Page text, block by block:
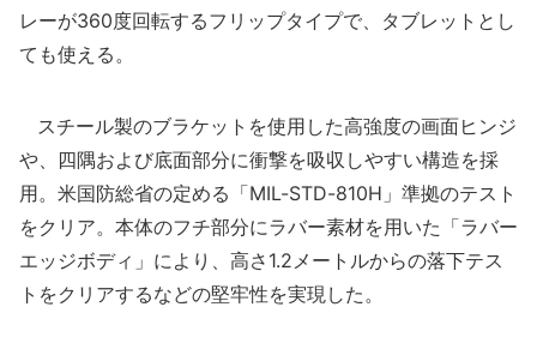
レーが360度回転するフリップタイプで、タブレットとし
ても使える。
スチール製のブラケットを使用した高強度の画面ヒンジ
や、四隅および底面部分に衝撃を吸収しやすい構造を採
用。米国防総省の定める「MIL-STD-810H」準拠のテスト
をクリア。本体のフチ部分にラバー素材を用いた「ラバー
エッジボディ」により、高さ1.2メートルからの落下テス
トをクリアするなどの堅牢性を実現した。